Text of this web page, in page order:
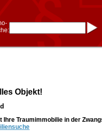
Suche verfeinern durch
Oder
Main
Objekt!
Ihre Traumimmobilie in der